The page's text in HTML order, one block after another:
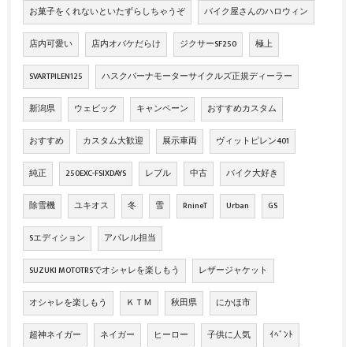
お菓子をくれないといたずらしちゃうぞ バイク屋さんのハロウィン
店内可愛い 店内オバケだらけ ジクサーSF250 極上
SVARTPILEN125 ハスクバーナモーターサイクルズ正規ディーラー
新潟県 ウェビック キャンペーン おすすめカスタム
おすすめ カスタム大歓迎 展示車両 ヴィットピレン401
純正 250EXC-FSIXDAYS レブル 中古 バイク大好き
除雪機 ユキオス 冬 雪 RnineT Urban GS
Sエディション アパレル担当
SUZUKI MOTOTRSでオシャレを楽しもう レザージャケット
オシャレを楽しもう ＫＴＭ 秋田県 にかほ市
超神ネイガー ネイガー ヒーロー 子供に人気 ｲﾍﾞﾝﾄ